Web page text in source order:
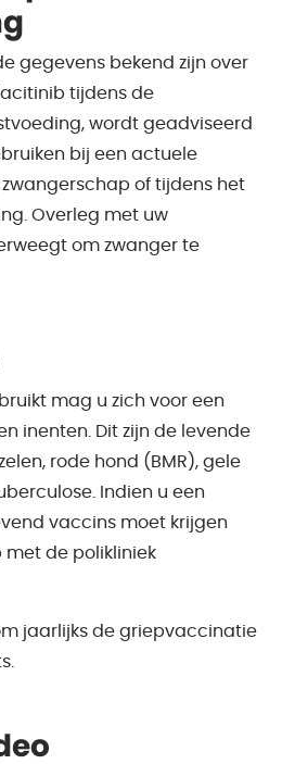
gegevens bekend zijn over
tijdens de
wordt geadviseerd
bij een actuele
of tijdens het
Overleg met uw
om zwanger te
mag u zich voor een
inenten. Dit zijn de levende
rode hond (BMR), gele
Indien u een
vaccins moet krijgen
de polikliniek
jaarlijks de griepvaccinatie